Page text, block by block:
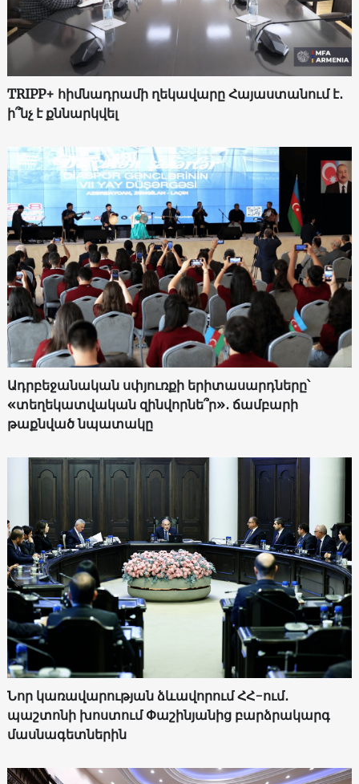
TRIPP+ հիմնադրամի ղեկավարը Հայաստանում է․
ի՞նչ է քննարկվել
Ադրբեջանական սփյուռքի երիտասարդները՝
«տեղեկատվական զինվորնե՞ր»․ ճամբարի
թաքնված նպատակը
Նոր կառավարության ձևավորում ՀՀ-ում․
պաշտոնի խոստում Փաշինյանից բարձրակարգ
մասնագետներին